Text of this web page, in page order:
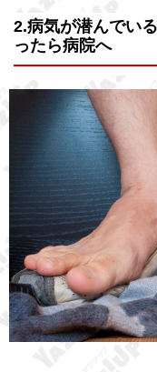
2.病気が潜んでい
ったら病院へ